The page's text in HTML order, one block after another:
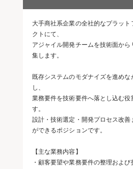
大手商社系企業の全社的なプラッ
クトにて、
アジャイル開発チームを技術面か
集します。
既存システムのモダナイズを進め
し、
業務要件を技術要件へ落とし込む役
す。
設計・技術選定・開発プロセス改善
ができるポジションです。
【主な業務内容】
・顧客要望や業務要件の整理およ